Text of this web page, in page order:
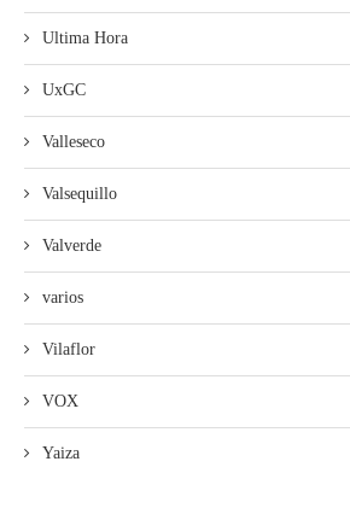
Ultima Hora
UxGC
Valleseco
Valsequillo
Valverde
varios
Vilaflor
VOX
Yaiza